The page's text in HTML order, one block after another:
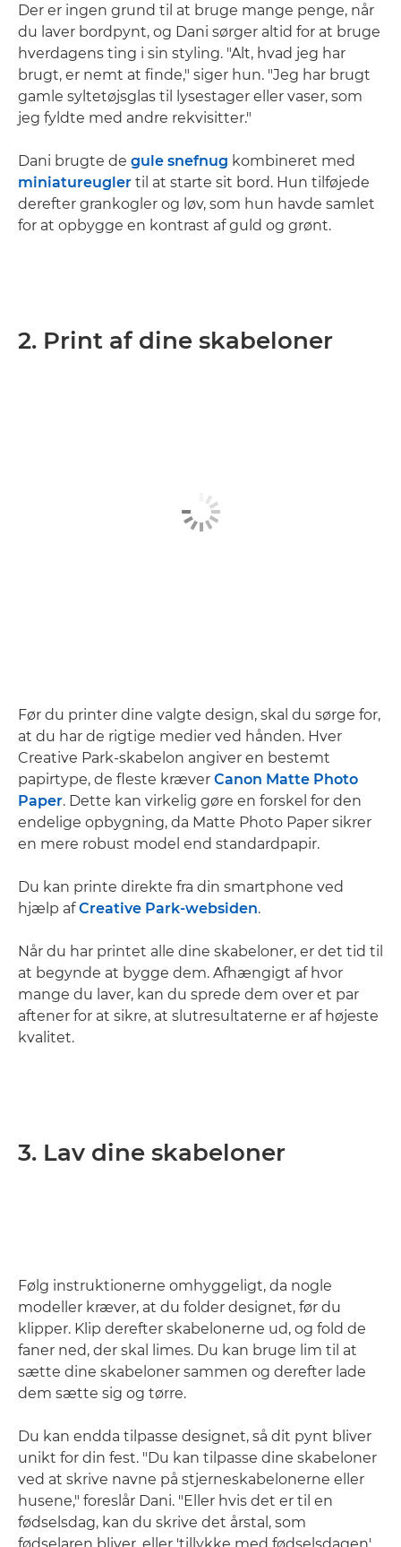
Der er ingen grund til at bruge mange penge, når
du laver bordpynt, og Dani sørger altid for at bruge
hverdagens ting i sin styling. "Alt, hvad jeg har
brugt, er nemt at finde," siger hun. "Jeg har brugt
gamle syltetøjsglas til lysestager eller vaser, som
jeg fyldte med andre rekvisitter."
Dani brugte de gule snefnug kombineret med
miniatureugler til at starte sit bord. Hun tilføjede
derefter grankogler og løv, som hun havde samlet
for at opbygge en kontrast af guld og grønt.
2. Print af dine skabeloner
Før du printer dine valgte design, skal du sørge for,
at du har de rigtige medier ved hånden. Hver
Creative Park-skabelon angiver en bestemt
papirtype, de fleste kræver Canon Matte Photo
Paper. Dette kan virkelig gøre en forskel for den
endelige opbygning, da Matte Photo Paper sikrer
en mere robust model end standardpapir.
Du kan printe direkte fra din smartphone ved
hjælp afCreative Park-websiden.
Når du har printet alle dine skabeloner, er det tid til
at begynde at bygge dem. Afhængigt af hvor
mange du laver, kan du sprede dem over et par
aftener for at sikre, at slutresultaterne er af højeste
kvalitet.
3. Lav dine skabeloner
Følg instruktionerne omhyggeligt, da nogle
modeller kræver, at du folder designet, før du
klipper. Klip derefter skabelonerne ud, og fold de
faner ned, der skal limes. Du kan bruge lim til at
sætte dine skabeloner sammen og derefter lade
dem sætte sig og tørre.
Du kan endda tilpasse designet, så dit pynt bliver
unikt for din fest. "Du kan tilpasse dine skabeloner
ved at skrive navne på stjerneskabelonerne eller
husene," foreslår Dani. "Eller hvis det er til en
fødselsdag, kan du skrive det årstal, som